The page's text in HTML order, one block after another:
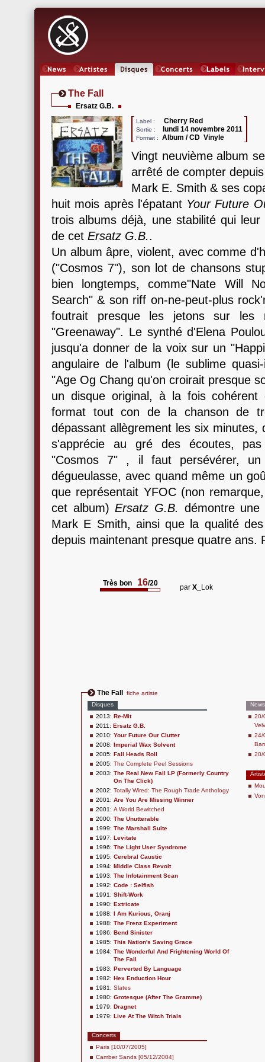
The Fall
Ersatz G.B.
Label : Cherry Red
Sortie : lundi 14 novembre 2011
Format : Album / CD Vinyle
Vingt neuvième album
arrêté de compter
Mark E. Smith & ses
huit mois après l'épatant Your Future
trois albums déjà, une stabilité qui
de cet Ersatz G.B..
Un album âpre, violent, avec comme
("Cosmos 7"), son lot de chansons
bien longtemps, comme"Nate Will
Search" & son riff on-ne-peut-plus
foutrait presque les jetons sur les
"Greenaway". Le synthé d'Elena
jusqu'a donner de la voix sur un
angulaire de l'album (le sublime
"Age Og Chang qu'on croirait presque
un disque original, à la fois
format tout con de la chanson de
dépassant allègrement les six
s'apprécie au gré des écoutes,
"Cosmos 7" , il faut persévérer,
dégueulasse, avec quand même un
que représentait YFOC (non
cet album)Ersatz G.B. démontre
Mark E Smith, ainsi que la qualité
depuis maintenant presque quatre ans.
Très bon 16/20 par X_ Lok
The Fall
fiche artiste
Disques
2013: Re-Mit
2011: Ersatz G.B.
2010: Your Future Our Clutter
2008: Imperial Wax Solvent
2005: Fall Heads Roll
2005: The Complete Peel Sessions
2003: The Real New Fall LP (Formerly Country
On The Click)
2002: Totally Wired: The Rough Trade Anthology
2001: Are You Are Missing Winner
2001: A World Bewitched
2000: The Unutterable
1999: The Marshall Suite
1997: Levitate
1996: The Light User Syndrome
1995: Cerebral Caustic
1994: Middle Class Revolt
1993: The Infotainment Scan
1992: Code : Selfish
1991: Shift-Work
1990: Extricate
1988: I Am Kurious, Oranj
1988: The Frenz Experiment
1986: Bend Sinister
1985: This Nation's Saving Grace
1984: The Wonderful And Frightening World Of
The Fall
1983: Perverted By Language
1982: Hex Enduction Hour
1981: Slates
1980: Grotesque (After The Gramme)
1979: Dragnet
1979: Live At The Witch Trials
Concerts
Paris [10/07/2005]
Camber Sands [05/12/2004]
News
20/
24/
20/